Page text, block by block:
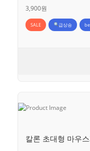
3,900원
SALE 급상승
칼론 초대형 마우